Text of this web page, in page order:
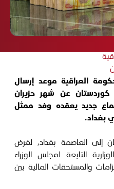
العراقية موعد إرسال
عن شهر حزيران
جديد يعقده وفد ممثل
بغداد.
إلى العاصمة بغداد، لغرض
التابعة لمجلس الوزراء
والمستحقات المالية بين